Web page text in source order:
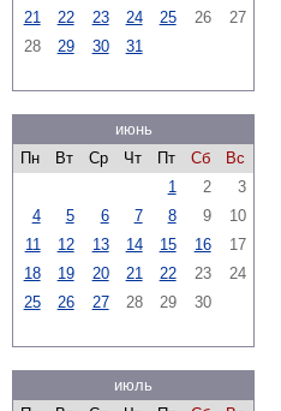
21
22 23 24 25 26
27
28
29 30 31
июнь
Пн
Вт Ср Чт Пт Сб
Вс
1
2
3
4
5 6 7 8 9
10
11
12 13 14 15 16
17
18
19 20 21 22 23
24
25
26 27 28 29 30
июль